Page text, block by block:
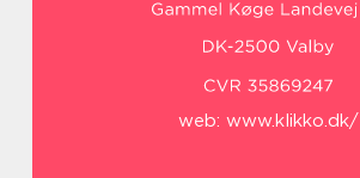
web: www.klikko.dk/